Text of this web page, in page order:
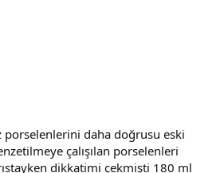
porselenlerini daha doğrusu eski
çalışılan porselenleri
dikkatimi çekmişti 180 ml